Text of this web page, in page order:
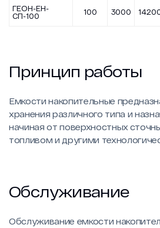
ГЕОН-ЕН-
СП-100
100 3000
Принцип работы
Емкости накопительные
хранения различного типа и
начиная от поверхностных
топливом и другими
Обслуживание
Обслуживание емкости